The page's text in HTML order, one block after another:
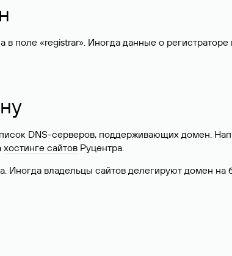
«registrar». Иногда данные о
DNS-серверов, поддерживающих домен.
хостинге сайтов Руцентра.
Иногда владельцы сайтов делегируют домен